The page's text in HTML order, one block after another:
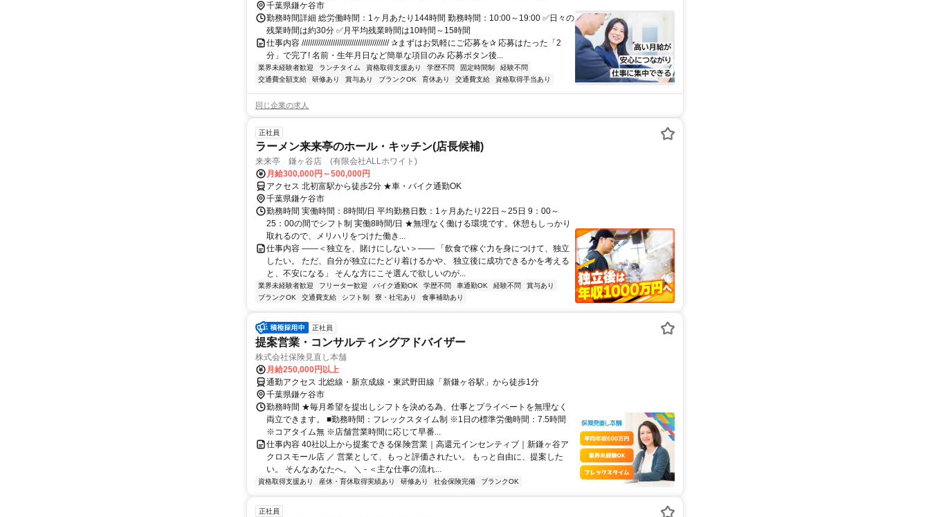
千葉県鎌ケ谷市
勤務時間詳細 総労働時間：1ヶ月あたり144時間 勤務時間：10:00～19:00 ✅日々の
残業時間は約30分 ✅月平均残業時間は10時間～15時間
仕事内容 ////////////////////////////////////////// ✰まずはお気軽にご応募を✰ 応募はたった「2
分」で完了! 名前・生年月日など簡単な項目のみ 応募ボタン後...
業界未経験者歓迎 ランチタイム 資格取得支援あり 学歴不問 固定時間制
経験不問
交通費全額支給
研修あり 賞与あり ブランクOK 育休あり 交通費支給 資格取得手当あり
同じ企業の求人
正社員
ラーメン来来亭のホール・キッチン(店長候補)
来来亭 鎌ヶ谷店 (有限会社ALLホワイト)
月給300,000円～500,000円
アクセス 北初富駅から徒歩2分 ★車・バイク通勤OK
千葉県鎌ケ谷市
勤務時間 実働時間：8時間/日 平均勤務日数：1ヶ月あたり22日～25日 9：00～
25：00の間でシフト制 実働8時間/日 ★無理なく働ける環境です。休憩もしっかり
取れるので、メリハリをつけた働き...
仕事内容 ――＜独立を、賭けにしない＞―― 「飲食で稼ぐ力を身につけて、独立
したい。 ただ、自分が独立にたどり着けるかや、 独立後に成功できるかを考える
と、不安になる」 そんな方にこそ選んで欲しいのが...
業界未経験者歓迎 フリーター歓迎 バイク通勤OK 学歴不問 車通勤OK 経験不問
賞与あり
ブランクOK
交通費支給 シフト制 寮・社宅あり 食事補助あり
正社員
提案営業・コンサルティングアドバイザー
株式会社保険見直し本舗
月給250,000円以上
通勤アクセス 北総線・新京成線・東武野田線「新鎌ヶ谷駅」から徒歩1分
千葉県鎌ケ谷市
勤務時間 ★毎月希望を提出しシフトを決める為、仕事とプライベートを無理なく
両立できます。 ■勤務時間：フレックスタイム制 ※1日の標準労働時間：7.5時間
※コアタイム無 ※店舗営業時間に応じて早番...
仕事内容 40社以上から提案できる保険営業｜高還元インセンティブ｜新鎌ヶ谷ア
クロスモール店 ／ 営業として、もっと評価されたい。 もっと自由に、提案した
い。 そんなあなたへ。 ＼ - ＜主な仕事の流れ...
資格取得支援あり 産休・育休取得実績あり 研修あり 社会保険完備 ブランクOK
正社員